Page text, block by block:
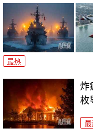
最热
炸
枚
最